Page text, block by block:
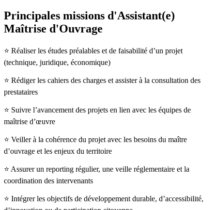
Principales missions d'Assistant(e)
Maîtrise d'Ouvrage
⭐ Réaliser les études préalables et de faisabilité d’un projet
(technique, juridique, économique)
⭐ Rédiger les cahiers des charges et assister à la consultation des
prestataires
⭐ Suivre l’avancement des projets en lien avec les équipes de
maîtrise d’œuvre
⭐ Veiller à la cohérence du projet avec les besoins du maître
d’ouvrage et les enjeux du territoire
⭐ Assurer un reporting régulier, une veille réglementaire et la
coordination des intervenants
⭐ Intégrer les objectifs de développement durable, d’accessibilité,